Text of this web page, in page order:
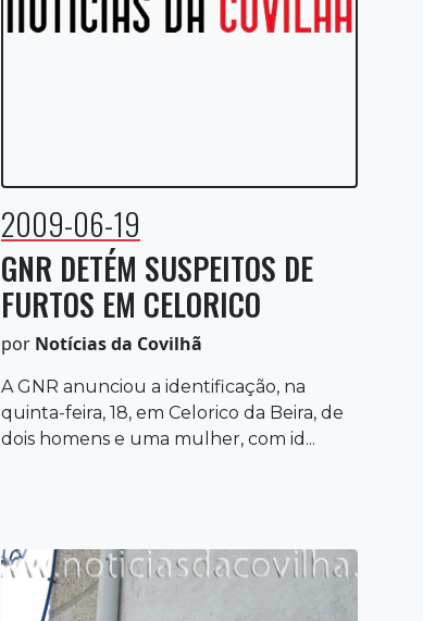
2009-06-19
GNR DETÉM SUSPEITOS DE
FURTOS EM CELORICO
por Notícias da Covilhã
A GNR anunciou a identificação, na
quinta-feira, 18, em Celorico da Beira, de
dois homens e uma mulher, com id...